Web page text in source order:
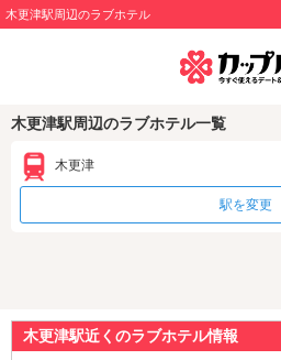
木更津駅周辺のラブホテル
木更津駅周辺のラブホテル一覧
木更津
駅を変更
木更津駅近くのラブホテル情報